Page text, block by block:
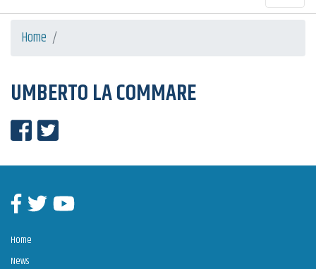
Home
UMBERTO LA COMMARE
Condividi su Facebook
Condividi su Twitter
Facebook
Twitter Youtube
Home
News